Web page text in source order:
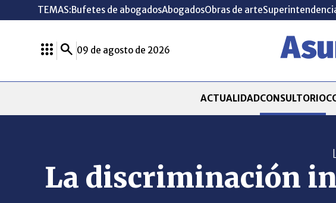
TEMAS:Bufetes de abogadosAbogadosObras de arte
09 de agosto de 2026
ACTUALIDADCONSULTORIO
La discriminación